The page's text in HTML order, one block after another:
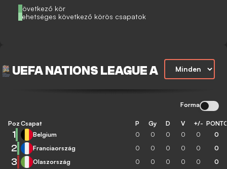
Következő kör
Lehetséges következő körös csapatok
UEFA NATIONS LEAGUE A
Forma
Poz Csapat P Gy D V +/-
1 Belgium 0 0 0 0 0 0
2 Franciaország 0 0 0 0 0 0
3 Olaszország 0 0 0 0 0 0